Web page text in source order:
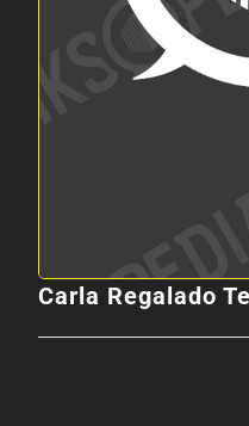
Carla Regalado